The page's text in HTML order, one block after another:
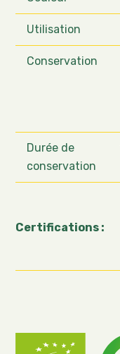
Utilisation
Conservation
Durée de
conservation
Certifications :